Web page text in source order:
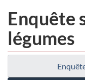
Enquête
légumes